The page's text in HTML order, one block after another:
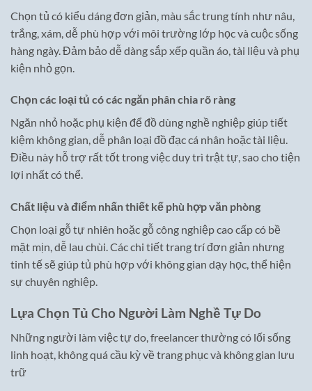
Chọn tủ có kiểu dáng đơn giản, màu sắc trung tính như nâu,
trắng, xám, dễ phù hợp với môi trường lớp học và cuộc sống
hàng ngày. Đảm bảo dễ dàng sắp xếp quần áo, tài liệu và phụ
kiện nhỏ gọn.
Chọn các loại tủ có các ngăn phân chia rõ ràng
Ngăn nhỏ hoặc phụ kiện để đồ dùng nghề nghiệp giúp tiết
kiệm không gian, dễ phân loại đồ đạc cá nhân hoặc tài liệu.
Điều này hỗ trợ rất tốt trong việc duy trì trật tự, sao cho tiện
lợi nhất có thể.
Chất liệu và điểm nhấn thiết kế phù hợp văn phòng
Chọn loại gỗ tự nhiên hoặc gỗ công nghiệp cao cấp có bề
mặt mịn, dễ lau chùi. Các chi tiết trang trí đơn giản nhưng
tinh tế sẽ giúp tủ phù hợp với không gian dạy học, thể hiện
sự chuyên nghiệp.
Lựa Chọn Tủ Cho Người Làm Nghề Tự Do
Những người làm việc tự do, freelancer thường có lối sống
linh hoạt, không quá cầu kỳ về trang phục và không gian lưu
trữ